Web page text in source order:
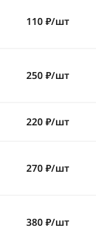
110 ₽/шт
250 ₽/шт
220 ₽/шт
270 ₽/шт
380 ₽/шт